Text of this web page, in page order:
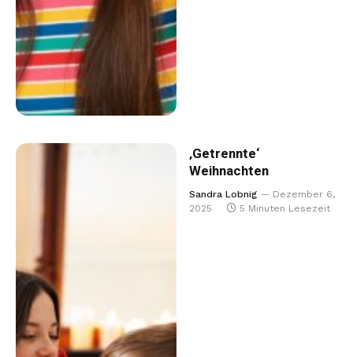
‚Getrennte‘
Weihnachten
Sandra Lobnig
Dezember 6,
2025
5 Minuten Lesezeit